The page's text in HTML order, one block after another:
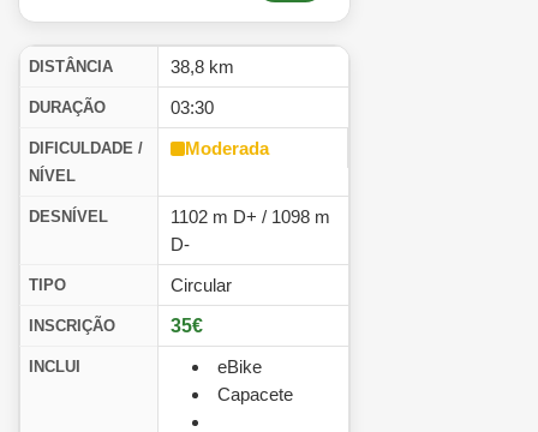
DISTÂNCIA 38,8 km
DURAÇÃO 03:30
DIFICULDADE /
NÍVEL
Moderada
DESNÍVEL
1102 m D+ / 1098 m
D-
TIPO Circular
INSCRIÇÃO 35€
INCLUI
eBike
Capacete